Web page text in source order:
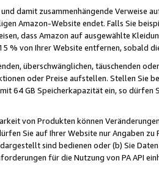
und damit zusammenhängende
Amazon-Website endet. Falls Sie
dass Amazon auf ausgewählte
% von Ihrer Website entfernen, sobald
überschwänglichen, täuschenden
oder Preise aufstellen. Stellen Sie
64 GB Speicherkapazität ein, so dürfen
von Produkten können
Sie auf Ihrer Website nur Angaben
sind bedienen oder (b) Sie
für die Nutzung von PA API